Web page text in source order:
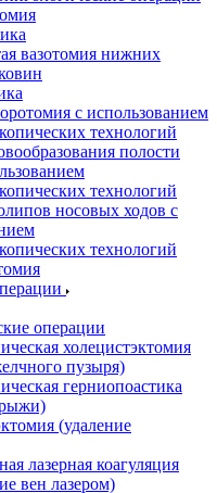
вазотомия нижних
с использованием
технологий
полости
технологий
носовых ходов с
технологий
операции
холецистэктомия
пузыря)
герниопоастика
(удаление
лазерная коагуляция
вен лазером)